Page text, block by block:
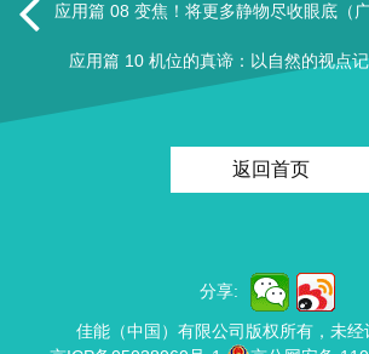
应用篇 08 变焦！将更多静物尽收眼底（广
应用篇 10 机位的真谛：以自然的视点记
返回首页
分享:
佳能（中国）有限公司版权所有，未经